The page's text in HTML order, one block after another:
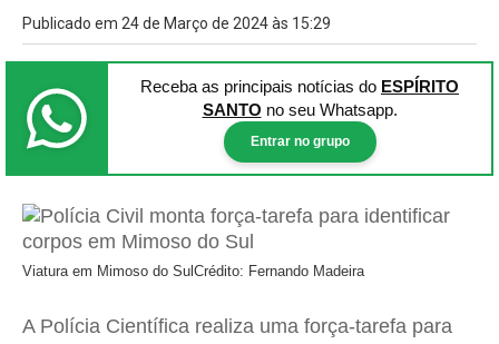
Publicado em 24 de Março de 2024 às 15:29
Receba as principais notícias do ESPÍRITO
SANTO no seu Whatsapp.
Entrar no grupo
Viatura em Mimoso do Sul Crédito: Fernando Madeira
A Polícia Científica realiza uma força-tarefa para